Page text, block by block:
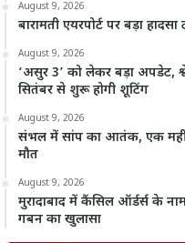
August 9, 2026
बारामती एयरपोर्ट पर बड़ा
August 9, 2026
‘असुर 3’ को लेकर बड़ा अपडेट,
सितंबर से शुरू होगी शूटिंग
August 9, 2026
संभल में सांप का आतंक, एक महीने
मौत
August 9, 2026
मुरादाबाद में कैंसिल ऑर्डर्स के
गबन का खुलासा